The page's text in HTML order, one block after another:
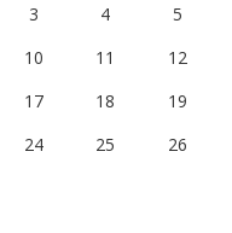
3 4
5
10 11
12
17 18
19
24 25
26